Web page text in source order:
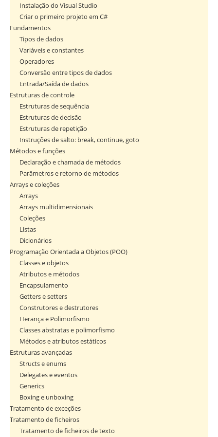
Instalação do Visual Studio
Criar o primeiro projeto em C#
Fundamentos
Tipos de dados
Variáveis e constantes
Operadores
Conversão entre tipos de dados
Entrada/Saída de dados
Estruturas de controle
Estruturas de sequência
Estruturas de decisão
Estruturas de repetição
Instruções de salto: break, continue, goto
Métodos e funções
Declaração e chamada de métodos
Parâmetros e retorno de métodos
Arrays e coleções
Arrays
Arrays multidimensionais
Coleções
Listas
Dicionários
Programação Orientada a Objetos (POO)
Classes e objetos
Atributos e métodos
Encapsulamento
Getters e setters
Construtores e destrutores
Herança e Polimorfismo
Classes abstratas e polimorfismo
Métodos e atributos estáticos
Estruturas avançadas
Structs e enums
Delegates e eventos
Generics
Boxing e unboxing
Tratamento de exceções
Tratamento de ficheiros
Tratamento de ficheiros de texto